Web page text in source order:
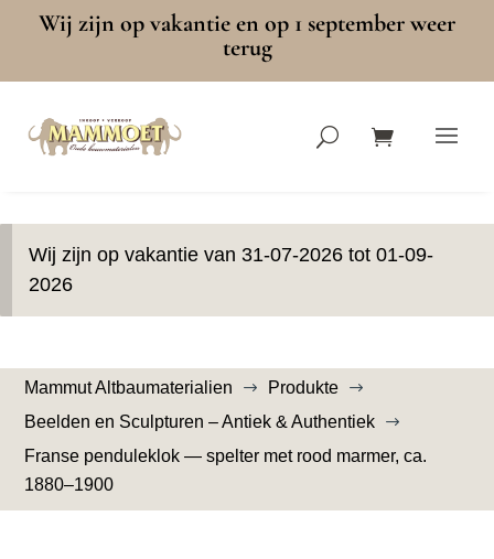
Wij zijn op vakantie en op 1 september weer
terug
Wij zijn op vakantie van 31-07-2026 tot 01-09-
2026
Mammut Altbaumaterialien $ Produkte $
Beelden en Sculpturen – Antiek & Authentiek $
Franse penduleklok — spelter met rood marmer, ca.
1880–1900